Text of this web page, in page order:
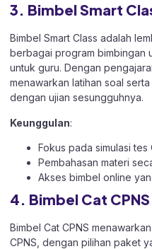
3. Bimbel Smart
Bimbel Smart Class adalah
berbagai program bimbingan
untuk guru. Dengan
menawarkan latihan soal
dengan ujian sesungguhnya.
Keunggulan:
Fokus pada simulasi tes
Pembahasan materi
Akses bimbel online
4. Bimbel Cat CPNS
Bimbel Cat CPNS
CPNS, dengan pilihan paket